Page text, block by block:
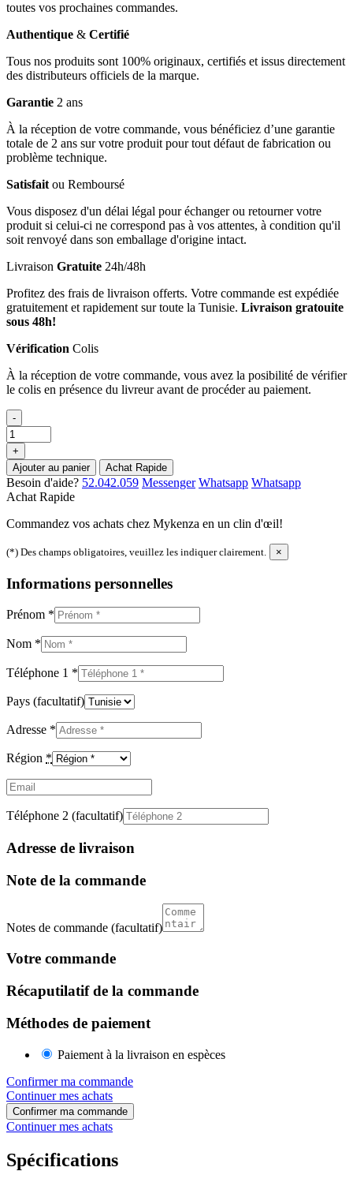
toutes vos prochaines commandes.
Authentique & Certifié
Tous nos produits sont 100% originaux, certifiés et issus directement
des distributeurs officiels de la marque.
Garantie 2 ans
À la réception de votre commande, vous bénéficiez d’une garantie
totale de 2 ans sur votre produit pour tout défaut de fabrication ou
problème technique.
Satisfait ou Remboursé
Vous disposez d'un délai légal pour échanger ou retourner votre
produit si celui-ci ne correspond pas à vos attentes, à condition qu'il
soit renvoyé dans son emballage d'origine intact.
Livraison Gratuite 24h/48h
Profitez des frais de livraison offerts. Votre commande est expédiée
gratuitement et rapidement sur toute la Tunisie. Livraison gratouite
sous 48h!
Vérification Colis
À la réception de votre commande, vous avez la posibilité de vérifier
le colis en présence du livreur avant de procéder au paiement.
-
+
Ajouter au panier
Achat Rapide
Besoin d'aide? 52.042.059 Messenger Whatsapp Whatsapp
Achat Rapide
Commandez vos achats chez Mykenza en un clin d'œil!
(*) Des champs obligatoires, veuillez les indiquer clairement. ×
Informations personnelles
Prénom *
Nom *
Téléphone 1 *
Pays (facultatif)
Adresse *
Région *
Email
Téléphone 2 (facultatif)
Adresse de livraison
Note de la commande
Notes de commande (facultatif)
Votre commande
Récaputilatif de la commande
Méthodes de paiement
Paiement à la livraison en espèces
Confirmer ma commande
Continuer mes achats
Confirmer ma commande
Continuer mes achats
Spécifications